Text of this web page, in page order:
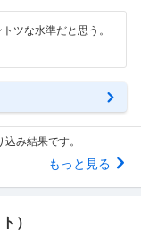
ツな水準だと思う。
み結果です。
もっと見る
）